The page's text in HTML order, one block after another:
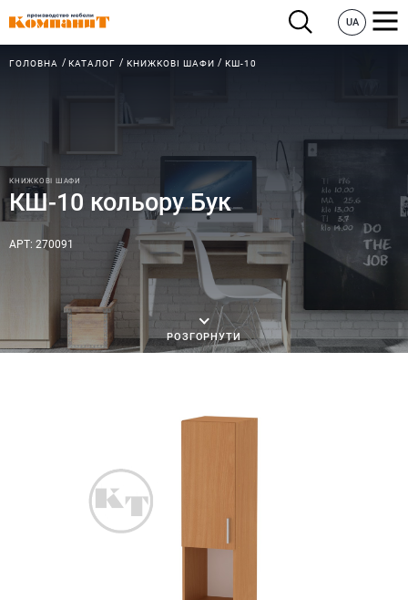
UA
ГОЛОВНА КАТАЛОГ КНИЖКОВІ ШАФИ КШ-10
КНИЖКОВІ ШАФИ
КШ-10 кольору Бук
АРТ: 270091
РОЗГОРНУТИ